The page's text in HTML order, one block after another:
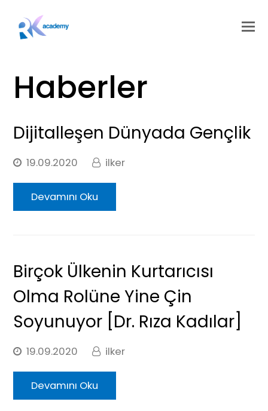
Haberler
Dijitalleşen Dünyada Gençlik
19.09.2020 ilker
Devamını Oku
Birçok Ülkenin Kurtarıcısı
Olma Rolüne Yine Çin
Soyunuyor [Dr. Rıza Kadılar]
19.09.2020 ilker
Devamını Oku